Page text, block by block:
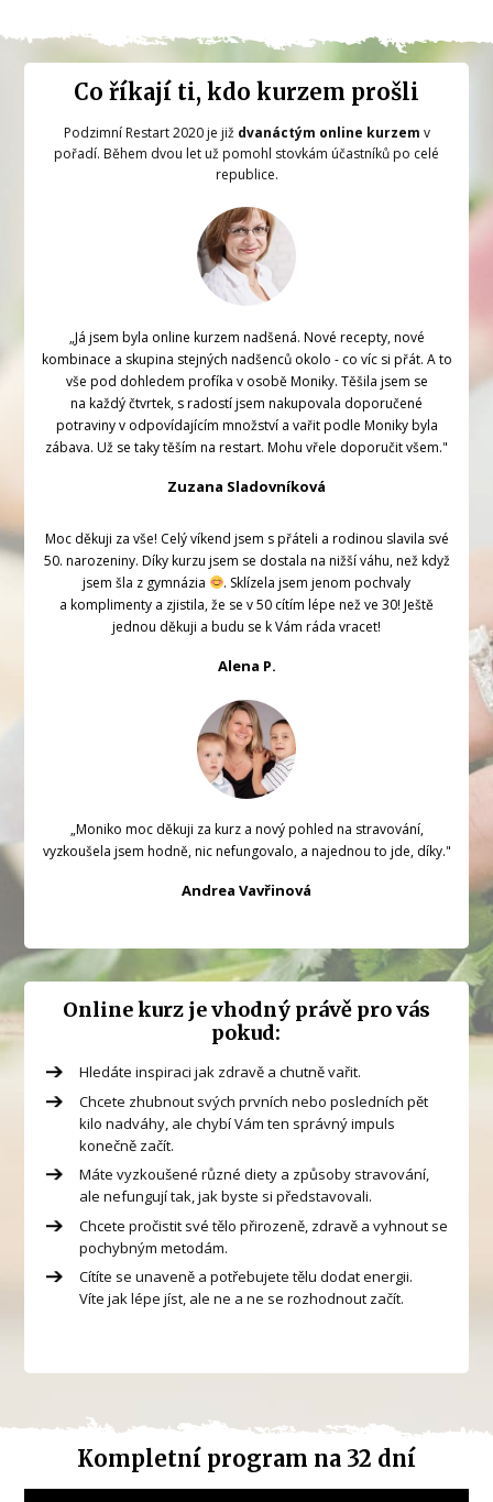
Co říkají ti, kdo kurzem prošli
Podzimní Restart 2020 je již dvanáctým online kurzem v
pořadí. Během dvou let už pomohl stovkám účastníků po celé
republice.
„Já jsem byla online kurzem nadšená. Nové recepty, nové
kombinace a skupina stejných nadšenců okolo - co víc si přát. A to
vše pod dohledem profíka v osobě Moniky. Těšila jsem se
na každý čtvrtek, s radostí jsem nakupovala doporučené
potraviny v odpovídajícím množství a vařit podle Moniky byla
zábava. Už se taky těším na restart. Mohu vřele doporučit všem."
Zuzana Sladovníková
Moc děkuji za vše! Celý víkend jsem s přáteli a rodinou slavila své
50. narozeniny. Díky kurzu jsem se dostala na nižší váhu, než když
jsem šla z gymnázia
. Sklízela jsem jenom pochvaly
a komplimenty a zjistila, že se v 50 cítím lépe než ve 30! Ještě
jednou děkuji a budu se k Vám ráda vracet!
Alena P.
„Moniko moc děkuji za kurz a nový pohled na stravování,
vyzkoušela jsem hodně, nic nefungovalo, a najednou to jde, díky."
Andrea Vavřinová
Online kurz je vhodný právě pro vás
pokud:
Hledáte inspiraci jak zdravě a chutně vařit.
Chcete zhubnout svých prvních nebo posledních pět
kilo nadváhy, ale chybí Vám ten správný impuls
konečně začít.
Máte vyzkoušené různé diety a způsoby stravování,
ale nefungují tak, jak byste si představovali.
Chcete pročistit své tělo přirozeně, zdravě a vyhnout se
pochybným metodám.
Cítíte se unaveně a potřebujete tělu dodat energii.
Víte jak lépe jíst, ale ne a ne se rozhodnout začít.
Kompletní program na 32 dní